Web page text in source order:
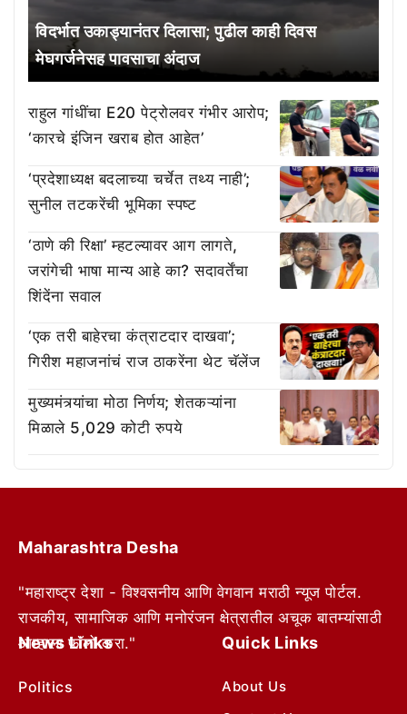
विदर्भात उकाड्यानंतर दिलासा; पुढील काही दिवस
मेघगर्जनेसह पावसाचा अंदाज
राहुल गांधींचा E20 पेट्रोलवर गंभीर आरोप;
‘कारचे इंजिन खराब होत आहेत’
‘प्रदेशाध्यक्ष बदलाच्या चर्चेत तथ्य नाही’;
सुनील तटकरेंची भूमिका स्पष्ट
‘ठाणे की रिक्षा’ म्हटल्यावर आग लागते,
जरांगेची भाषा मान्य आहे का? सदावर्तेंचा
शिंदेंना सवाल
‘एक तरी बाहेरचा कंत्राटदार दाखवा’;
गिरीश महाजनांचं राज ठाकरेंना थेट चॅलेंज
मुख्यमंत्र्यांचा मोठा निर्णय; शेतकऱ्यांना
मिळाले 5,029 कोटी रुपये
Maharashtra Desha
"महाराष्ट्र देशा - विश्वसनीय आणि वेगवान मराठी न्यूज पोर्टल.
राजकीय, सामाजिक आणि मनोरंजन क्षेत्रातील अचूक बातम्यांसाठी
आम्हाला फॉलो करा."
News Links
Politics
Quick Links
About Us